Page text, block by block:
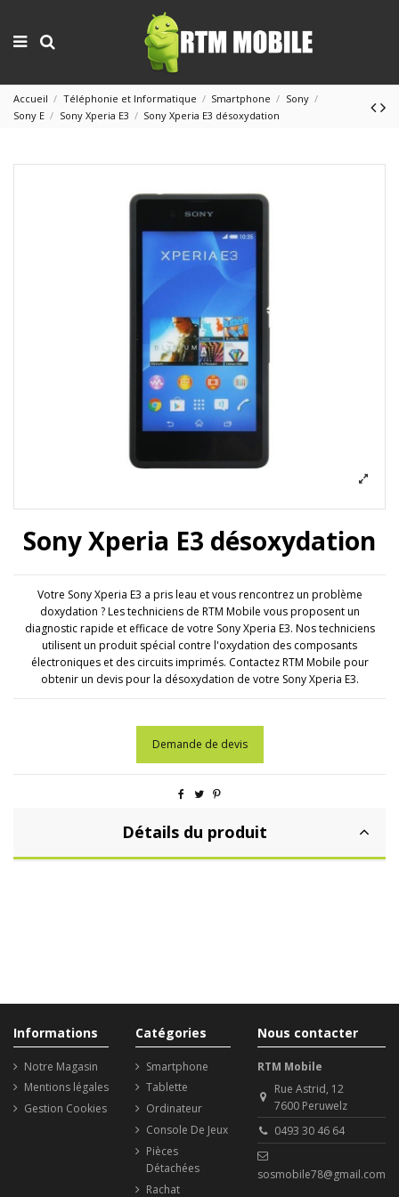
Accueil Téléphonie et Informatique Smartphone
Sony
Sony E
Sony Xperia E3 Sony Xperia E3 désoxydation
Sony Xperia E3 désoxydation
Votre Sony Xperia E3 a pris leau et vous rencontrez un problème
doxydation ? Les techniciens de RTM Mobile vous proposent un
diagnostic rapide et efficace de votre Sony Xperia E3. Nos techniciens
utilisent un produit spécial contre l'oxydation des composants
électroniques et des circuits imprimés. Contactez RTM Mobile pour
obtenir un devis pour la désoxydation de votre Sony Xperia E3.
Demande de devis
Détails du produit
Informations
Notre Magasin
Mentions légales
Gestion Cookies
Catégories
Smartphone
Tablette
Ordinateur
Console De Jeux
Pièces
Détachées
Rachat
Nous contacter
RTM Mobile
Rue Astrid, 12
7600 Peruwelz
0493 30 46 64
sosmobile78@gmail.com